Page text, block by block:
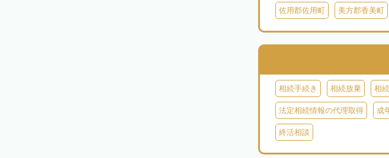
佐用郡佐用町 美方郡香美町
相続手続き 相続放棄 相
法定相続情報の代理取得 成
終活相談